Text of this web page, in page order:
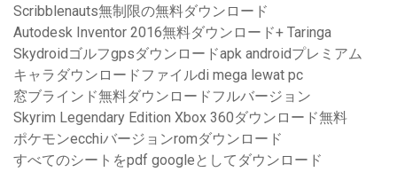
Scribblenauts無制限の無料ダウンロード
Autodesk Inventor 2016無料ダウンロード+ Taringa
Skydroidゴルフgpsダウンロードapk androidプレミアム
キャラダウンロードファイルdi mega lewat pc
窓ブラインド無料ダウンロードフルバージョン
Skyrim Legendary Edition Xbox 360ダウンロード無料
ポケモンecchiバージョンromダウンロード
すべてのシートをpdf googleとしてダウンロード